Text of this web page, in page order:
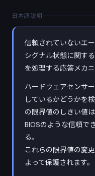
日本語説明
信頼されていないエ
シグナル状態に関す
を処理する応答メカ
ハードウェアセンサ
しているかどうかを
の限界値のしきい値
BIOSのような信頼で
る。
これらの限界値の変
よって保護されます。